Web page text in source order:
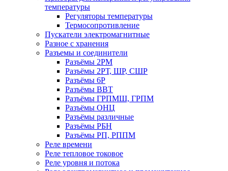
температуры
Регуляторы температуры
Термосопротивление
Пускатели электромагнитные
Разное с хранения
Разъемы и соединители
Разъёмы 2РМ
Разъёмы 2РТ, ШР, СШР
Разъёмы 6Р
Разъёмы ВВТ
Разъёмы ГРПМШ, ГРПМ
Разъёмы ОНЦ
Разъёмы различные
Разъёмы РБН
Разъёмы РП, РППМ
Реле времени
Реле тепловое токовое
Реле уровня и потока